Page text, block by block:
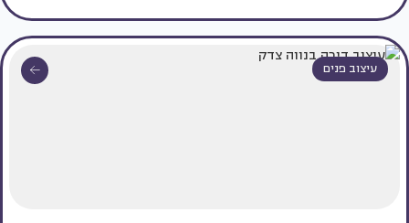
עיצוב פנים